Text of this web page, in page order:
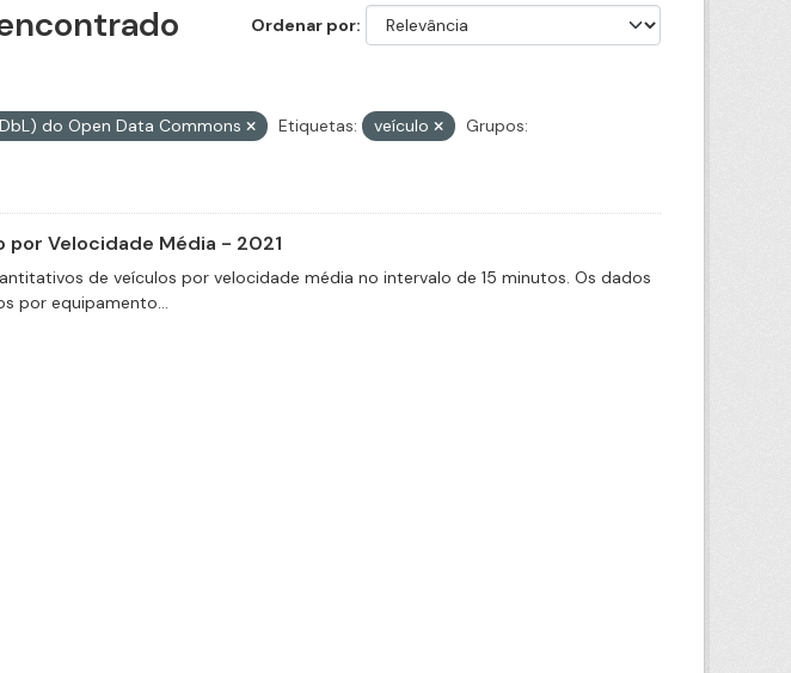
Ordenar por
do Open Data Commons
Etiquetas: veículo
Grupos:
Velocidade Média - 2021
de veículos por velocidade média no intervalo de 15 minutos. Os dados
por equipamento...